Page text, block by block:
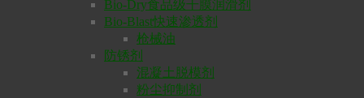
Bio-Dry食品级干膜润滑剂
Bio-Blast快速渗透剂
枪械油
防锈剂
混凝土脱模剂
粉尘抑制剂